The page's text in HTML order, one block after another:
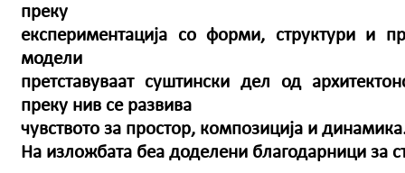
преку
експериментација со форми, структури и
модели
претставуваат суштински дел од
преку нив се развива
чувството за простор, композиција и
На изложбата беа доделени благодарници за